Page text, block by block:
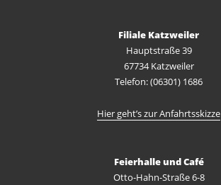
Filiale Katzweiler
Hauptstraße 39
67734 Katzweiler
Telefon: (06301) 1686
Hier geht’s zur Anfahrtsskizze
Feierhalle und Café
Otto-Hahn-Straße 6-8